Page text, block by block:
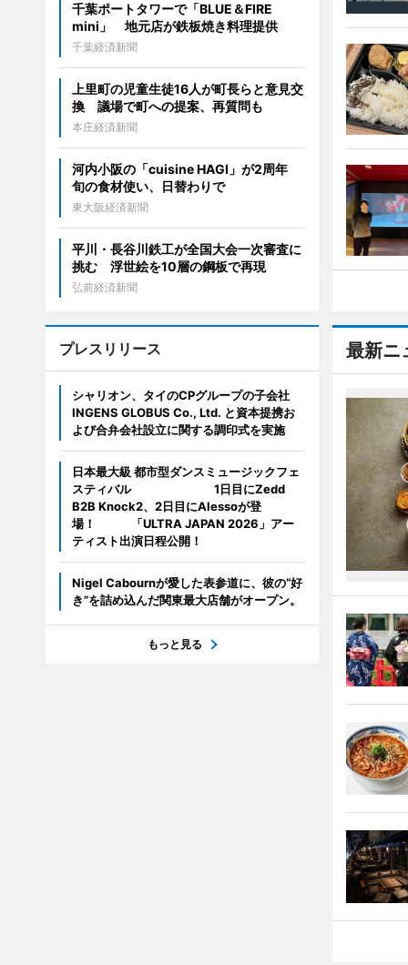
最新ニ
千葉ポートタワーで「BLUE＆FIRE
mini」 地元店が鉄板焼き料理提供
千葉経済新聞
上里町の児童生徒16人が町長らと意見交
換 議場で町への提案、再質問も
本庄経済新聞
河内小阪の「cuisine HAGI」が2周年
旬の食材使い、日替わりで
東大阪経済新聞
平川・長谷川鉄工が全国大会一次審査に
挑む 浮世絵を10層の鋼板で再現
弘前経済新聞
プレスリリース
シャリオン、タイのCPグループの子会社
INGENS GLOBUS Co., Ltd. と資本提携お
よび合弁会社設立に関する調印式を実施
日本最大級 都市型ダンスミュージックフェ
スティバル 1日目にZedd
B2B Knock2、2日目にAlessoが登
場！ 「ULTRA JAPAN 2026」アー
ティスト出演日程公開！
Nigel Cabournが愛した表参道に、彼の“好
き”を詰め込んだ関東最大店舗がオープン。
もっと見る